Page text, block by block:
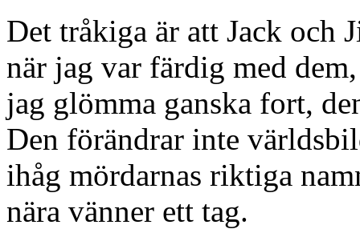
Det tråkiga är att Jack och
när jag var färdig med
jag glömma ganska fort,
Den förändrar inte
ihåg mördarnas riktiga
nära vänner ett tag.